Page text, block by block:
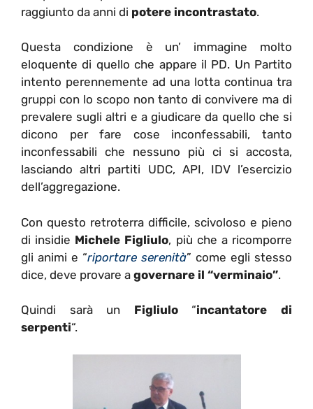
raggiunto da anni di potere incontrastato.
Questa condizione è un’ immagine molto
eloquente di quello che appare il PD. Un Partito
intento perennemente ad una lotta continua tra
gruppi con lo scopo non tanto di convivere ma di
prevalere sugli altri e a giudicare da quello che si
dicono per fare cose inconfessabili, tanto
inconfessabili che nessuno più ci si accosta,
lasciando altri partiti UDC, API, IDV l’esercizio
dell’aggregazione.
Con questo retroterra difficile, scivoloso e pieno
di insidie Michele Figliulo, più che a ricomporre
gli animi e “riportare serenità” come egli stesso
dice, deve provare a governare il “verminaio”.
Quindi sarà un Figliulo“incantatore di
serpenti“.